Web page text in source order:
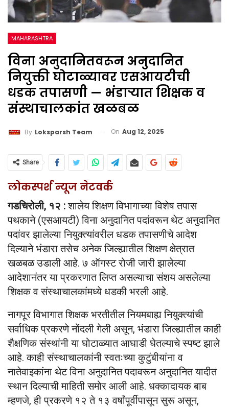
MAHARASHTRA
विना अनुदानितवरून अनुदानित
नियुक्ती घोटाळ्यावर एसआयटीची
धडक तपासणी — भंडाऱ्यात शिक्षक व
संस्थाचालकांत खळबळ
By Loksparsh Team On Aug 12, 2025
Share
लोकस्पर्श न्यूज नेटवर्क
गडचिरोली, १२ :शालेय शिक्षण विभागाच्या विशेष तपास
पथकाने (एसआयटी) विना अनुदानित पदांवरून थेट अनुदानित
पदांवर झालेल्या नियुक्त्यांवरील धडक तपासणीचे आदेश
दिल्याने भंडारा तसेच अनेक जिल्ह्यातील शिक्षण क्षेत्रात
खळबळ उडाली आहे. ७ ऑगस्ट रोजी जारी झालेल्या
आदेशानंतर या प्रकरणात लिप्त असल्याचा संशय असलेल्या
शिक्षक व संस्थाचालकांमध्ये धडकी भरली आहे.
नागपूर विभागात शिक्षक भरतीतील नियमबाह्य नियुक्त्यांची
सर्वाधिक प्रकरणे नोंदली गेली असून, भंडारा जिल्ह्यातील काही
शैक्षणिक संस्थांनी या घोटाळ्यात आघाडी घेतल्याचे स्पष्ट झाले
आहे. काही संस्थाचालकांनी स्वतःच्या कुटुंबीयांना व
नातेवाइकांना थेट विना अनुदानित पदावरून अनुदानित यादीत
स्थान दिल्याची माहिती समोर आली आहे. धक्कादायक बाब
म्हणजे, ही प्रकरणे १२ ते १३ वर्षांपूर्वीपासून सुरू असून,